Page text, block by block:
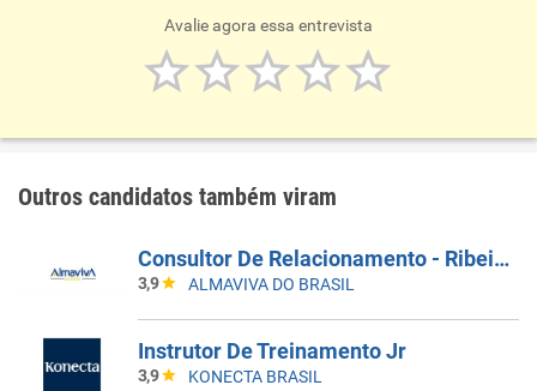
Avalie agora essa entrevista
Outros candidatos também viram
Consultor De Relacionamento - Ribeirão Preto
3,9 ALMAVIVA DO BRASIL
Instrutor De Treinamento Jr
3,9 KONECTA BRASIL